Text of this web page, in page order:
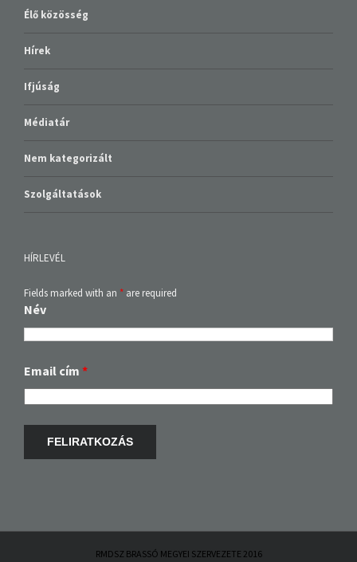
Élő közösség
Hírek
Ifjúság
Médiatár
Nem kategorizált
Szolgáltatások
HÍRLEVÉL
Fields marked with an * are required
Név
Email cím *
RMDSZ BRASSÓ MEGYEI SZERVEZETE 2016